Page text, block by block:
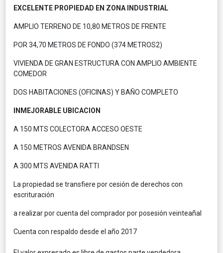
EXCELENTE PROPIEDAD EN ZONA INDUSTRIAL
AMPLIO TERRENO DE 10,80 METROS DE FRENTE
POR 34,70 METROS DE FONDO (374 METROS2)
VIVIENDA DE GRAN ESTRUCTURA CON AMPLIO AMBIENTE
COMEDOR
DOS HABITACIONES (OFICINAS) Y BAÑO COMPLETO
INMEJORABLE UBICACION
A 150 MTS COLECTORA ACCESO OESTE
A 150 METROS AVENIDA BRANDSEN
A 300 MTS AVENIDA RATTI
La propiedad se transfiere por cesión de derechos con
escrituración
a realizar por cuenta del comprador por posesión veinteañal
Cuenta con respaldo desde el año 2017